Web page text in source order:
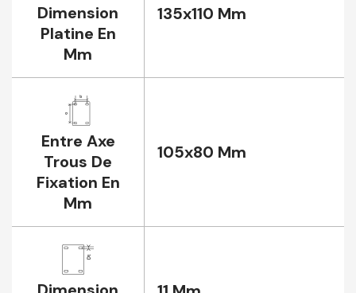
Dimension
Platine En
Mm
135x110 Mm
Entre Axe
Trous De
Fixation En
Mm
105x80 Mm